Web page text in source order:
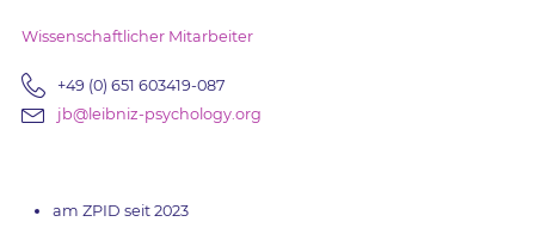
Wissenschaftlicher Mitarbeiter
+49 (0) 651 603419-087
jb@leibniz-psychology.org
am ZPID seit 2023